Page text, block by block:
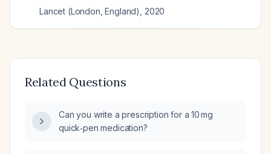
Lancet (London, England)
2020
Related Questions
Can you write a prescription for a 10 mg
quick‑pen medication?